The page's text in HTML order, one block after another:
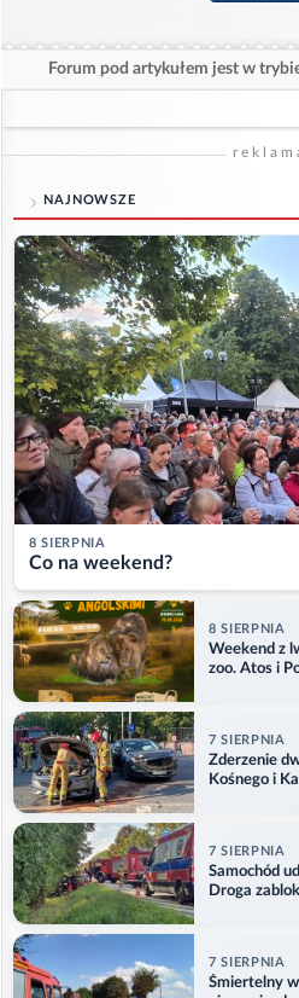
Forum pod artykułem jest w
NAJNOWSZE
8 SIERPNIA
Co na weekend?
8 SIERPNIA
Weekend z
zoo. Atos i
7 SIERPNIA
Zderzenie
Kośnego i
7 SIERPNIA
Samochód
Droga
7 SIERPNIA
Śmiertelny